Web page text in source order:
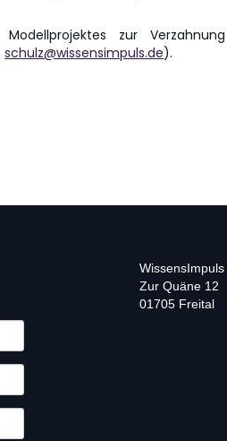
zur
schulz@wissensimpuls.de).
WissensImpuls
Zur Quäne 12
01705 Freital